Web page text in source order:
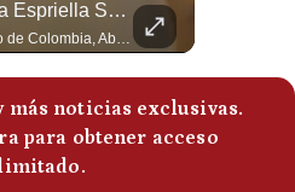
Abelardo De La Espriella Se Reúne Con Javier Milei En Cali | Gestión Mundo
El presidente electo de Colombia, Abelardo de la Espriella, sostuvo una reunión bilateral en Cali con el mandatario argentino Javier Milei. El encuentro se dio pocas horas antes de la ceremonia de investidura presidencial para el periodo 2026-2030, marcando el inicio de una nueva alianza estratégica regional. #DeLaEspriella #JavierMilei #Colombia #Argentina #PoliticaLatina #Shorts 👉 Suscríbete y activa la campana para no perderte nuestro análisis diario. 🌎 Síguenos en nuestras redes sociales: 📌 Web oficial: https://gestion.pe/mundo/ 📌 LinkedIn: http://bit.ly/3HYIET0 📌 X (Twitter): http://bit.ly/4noZtX9 📌 TikTok: http://bit.ly/4evB6TO